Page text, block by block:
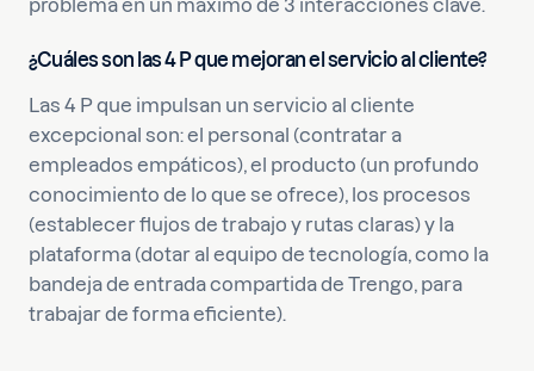
problema en un máximo de 3 interacciones clave.
¿Cuáles son las 4 P que mejoran el servicio al cliente?
Las 4 P que impulsan un servicio al cliente
excepcional son: el personal (contratar a
empleados empáticos), el producto (un profundo
conocimiento de lo que se ofrece), los procesos
(establecer flujos de trabajo y rutas claras) y la
plataforma (dotar al equipo de tecnología, como la
bandeja de entrada compartida de Trengo, para
trabajar de forma eficiente).